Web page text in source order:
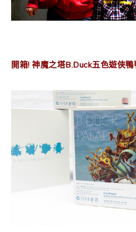
開箱! 神魔之塔B.Duck五色遊俠